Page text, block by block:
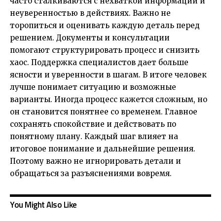
неуверенностью в действиях. Важно не
торопиться и оценивать каждую деталь перед
решением. Документы и консультации
помогают структурировать процесс и снизить
хаос. Поддержка специалистов дает больше
ясности и уверенности в шагам. В итоге человек
лучше понимает ситуацию и возможные
варианты. Иногда процесс кажется сложным, но
он становится понятнее со временем. Главное
сохранять спокойствие и действовать по
понятному плану. Каждый шаг влияет на
итоговое понимание и дальнейшие решения.
Поэтому важно не игнорировать детали и
обращаться за разъяснениями вовремя.
You Might Also Like